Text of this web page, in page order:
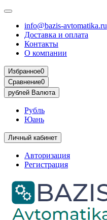
info@bazis-avtomatika.ru
Доставка и оплата
Контакты
О компании
Избранное0
Сравнение0
рублей Валюта
Рубль
Юань
Личный кабинет
Авторизация
Регистрация